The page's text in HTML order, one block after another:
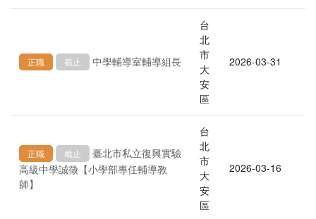
正職 截止 中學輔導室輔導組長
台
北
市
大
安
區
2026-03-31
正職 截止
臺北市私立復興實驗
高級中學誠徵【小學部專任輔導教
師】
台
北
市
大
安
區
2026-03-16